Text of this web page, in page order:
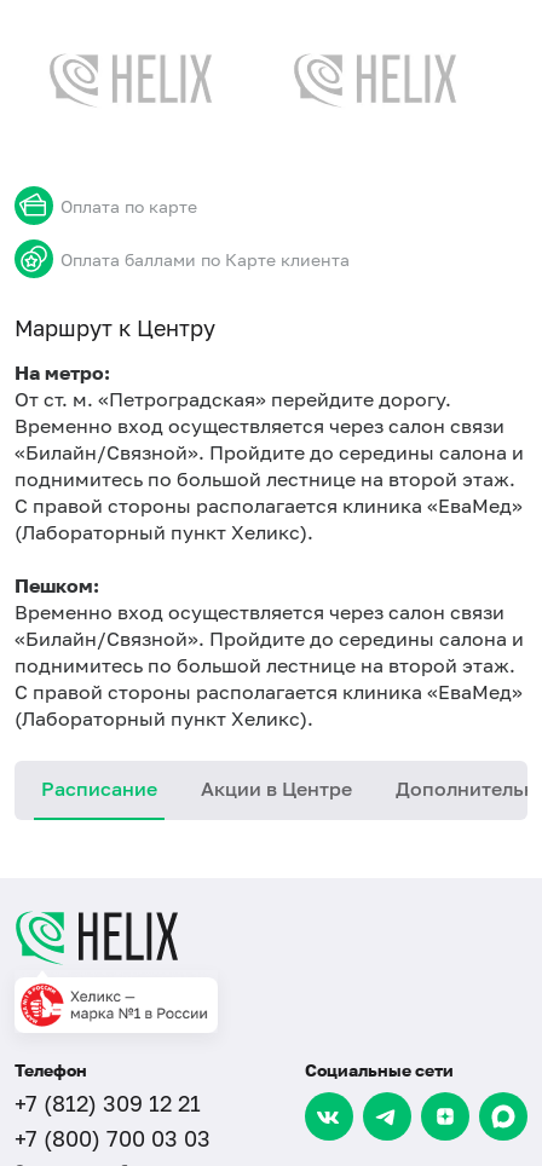
Оплата по карте
Оплата баллами по Карте клиента
Маршрут к Центру
На метро:
От ст. м. «Петроградская» перейдите дорогу.
Временно вход осуществляется через салон связи
«Билайн/Связной». Пройдите до середины салона и
поднимитесь по большой лестнице на второй этаж.
С правой стороны располагается клиника «ЕваМед»
(Лабораторный пункт Хеликс).
Пешком:
Временно вход осуществляется через салон связи
«Билайн/Связной». Пройдите до середины салона и
поднимитесь по большой лестнице на второй этаж.
С правой стороны располагается клиника «ЕваМед»
(Лабораторный пункт Хеликс).
Расписание Акции в Центре
Телефон
+7 (812) 309 12 21
+7 (800) 700 03 03
Социальные сети